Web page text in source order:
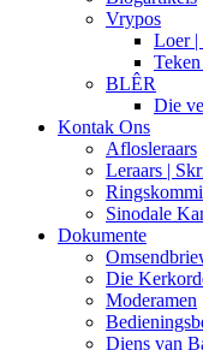
Vrypos
Loer |
BLÊR
Die
Kontak Ons
Aflosleraars
Leraars |
Sinodale
Dokumente
Die
Moderamen
Diens van